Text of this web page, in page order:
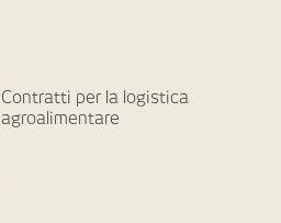
Contratti per la logistica
agroalimentare